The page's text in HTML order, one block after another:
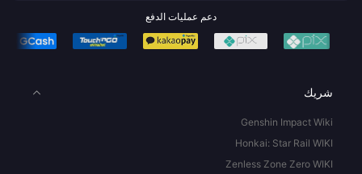
دعم عمليات الدفع
شريك
Genshin Impact Wiki
Honkai: Star Rail WIKI
Zenless Zone Zero WIKI